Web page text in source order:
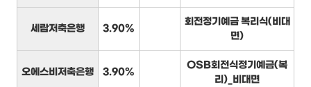
세람저축은행 3.90%
회전정기예금 복리식(비대
면)
오에스비저축은행 3.90%
OSB회전식정기예금(복
리)_비대면